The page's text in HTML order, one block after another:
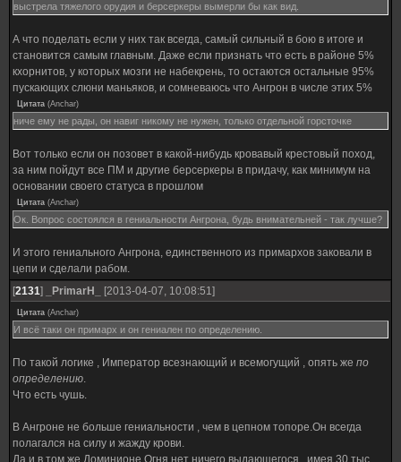
выстрела тяжелого орудия и берсеркеры вымерли бы как вид.
А что поделать если у них так всегда, самый сильный в бою в итоге и
становится самым главным. Даже если признать что есть в районе 5%
кхорнитов, у которых мозги не набекрень, то остаются остальные 95%
пускающих слюни маньяков, и сомневаюсь что Ангрон в числе этих 5%
Цитата (Anchar)
ниче ему не рады, он навиг никому не нужен, только отдельной горсточке
Вот только если он позовет в какой-нибудь кровавый крестовый поход,
за ним пойдут все ПМ и другие берсеркеры в придачу, как минимум на
основании своего статуса в прошлом
Цитата (Anchar)
Ок. Вопрос состоялся в гениальности Ангрона, будь внимательней - так лучше?
И этого гениального Ангрона, единственного из примархов заковали в
цепи и сделали рабом.
[2131] _PrimarH_ [2013-04-07, 10:08:51]
Цитата (Anchar)
И всё таки он примарх и он гениален по определению.
По такой логике , Император всезнающий и всемогущий , опять же по
определению.
Что есть чушь.
В Ангроне не больше гениальности , чем в цепном топоре.Он всегда
полагался на силу и жажду крови.
Да и в том же Доминионе Огня нет ничего выдающегося , имея 30 тыс